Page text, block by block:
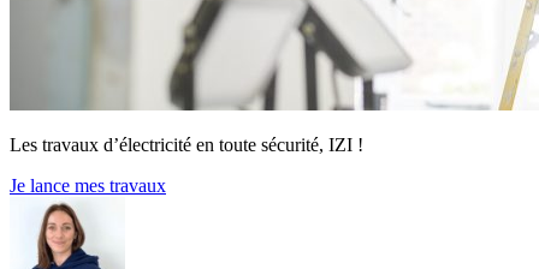
Les travaux d’électricité en toute sécurité, IZI !
Je lance mes travaux